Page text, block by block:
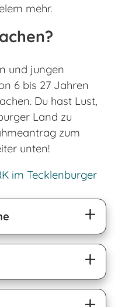
mehr.
und jungen
6 bis 27 Jahren
Du hast Lust,
Land zu
zum
unten!
im Tecklenburger